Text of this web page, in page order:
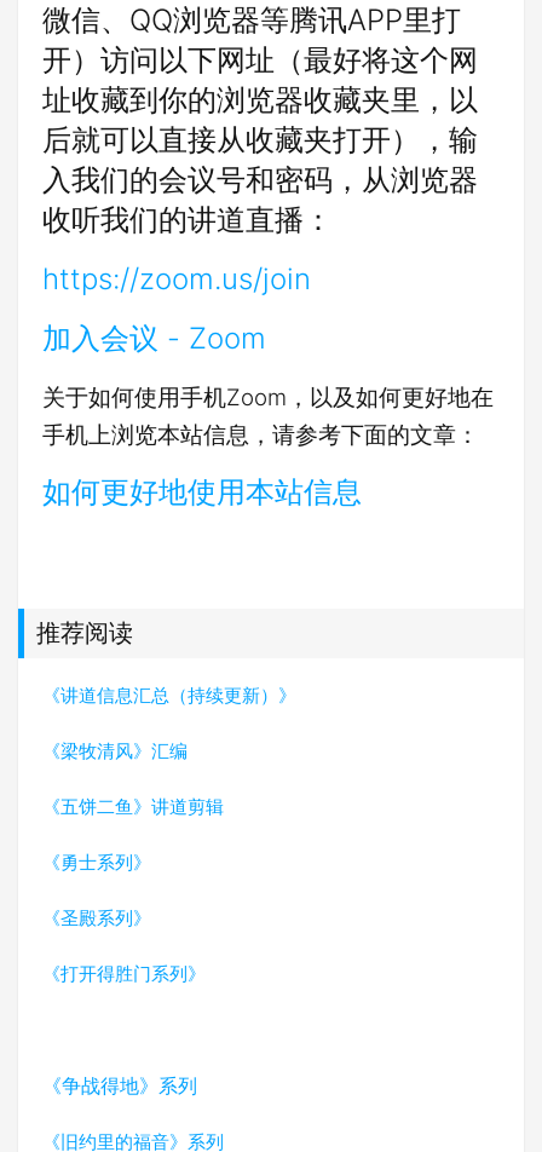
微信、QQ浏览器等腾讯APP里打
开）访问以下网址（最好将这个网
址收藏到你的浏览器收藏夹里，以
后就可以直接从收藏夹打开），输
入我们的会议号和密码，从浏览器
收听我们的讲道直播：
https://zoom.us/join
加入会议 - Zoom
关于如何使用手机Zoom，以及如何更好地在
手机上浏览本站信息，请参考下面的文章：
如何更好地使用本站信息
推荐阅读
《讲道信息汇总（持续更新）》
《梁牧清风》汇编
《五饼二鱼》讲道剪辑
《勇士系列》
《圣殿系列》
《打开得胜门系列》
《争战得地》系列
《旧约里的福音》系列